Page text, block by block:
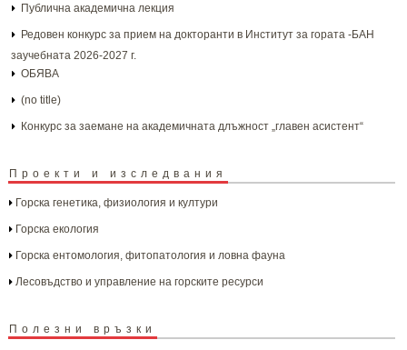
Публична академична лекция
Редовен конкурс за прием на докторанти в Институт за гората -БАН
заучебната 2026-2027 г.
ОБЯВА
(no title)
Конкурс за заемане на академичната длъжност „главен асистент“
Проекти и изследвания
Горска генетика, физиология и култури
Горска екология
Горска ентомология, фитопатология и ловна фауна
Лесовъдство и управление на горските ресурси
Полезни връзки